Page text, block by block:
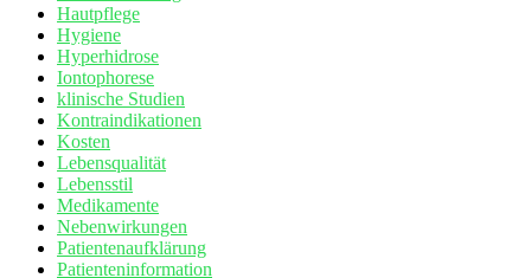
Hautpflege
Hygiene
Hyperhidrose
Iontophorese
klinische Studien
Kontraindikationen
Kosten
Lebensqualität
Lebensstil
Medikamente
Nebenwirkungen
Patientenaufklärung
Patienteninformation